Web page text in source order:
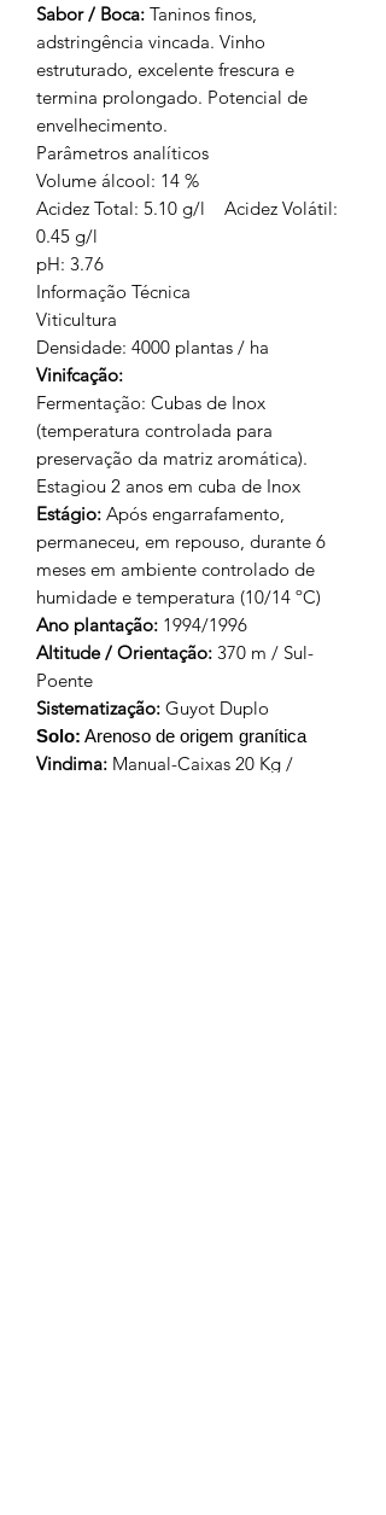
Sabor / Boca: Taninos finos,
adstringência vincada. Vinho
estruturado, excelente frescura e
termina prolongado. Potencial de
envelhecimento.
Parâmetros analíticos
Volume álcool: 14 %
Acidez Total: 5.10 g/l Acidez Volátil:
0.45 g/l
pH: 3.76
Informação Técnica
Viticultura
Densidade: 4000 plantas / ha
Vinifcação:
Fermentação: Cubas de Inox
(temperatura controlada para
preservação da matriz aromática).
Estagiou 2 anos em cuba de Inox
Estágio: Após engarrafamento,
permaneceu, em repouso, durante 6
meses em ambiente controlado de
humidade e temperatura (10/14 ºC)
Ano plantação: 1994/1996
Altitude / Orientação: 370 m / Sul-
Poente
Sistematização: Guyot Duplo
Solo: Arenoso de origem granítica
Vindima: Manual-Caixas 20 Kg /